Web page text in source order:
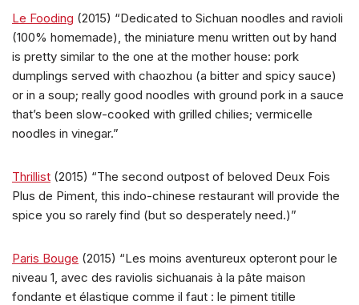
Le Fooding (2015) “Dedicated to Sichuan noodles and ravioli
(100% homemade), the miniature menu written out by hand
is pretty similar to the one at the mother house: pork
dumplings served with chaozhou (a bitter and spicy sauce)
or in a soup; really good noodles with ground pork in a sauce
that’s been slow-cooked with grilled chilies; vermicelle
noodles in vinegar.”
Thrillist (2015) “The second outpost of beloved Deux Fois
Plus de Piment, this indo-chinese restaurant will provide the
spice you so rarely find (but so desperately need.)”
Paris Bouge (2015) “Les moins aventureux opteront pour le
niveau 1, avec des raviolis sichuanais à la pâte maison
fondante et élastique comme il faut : le piment titille